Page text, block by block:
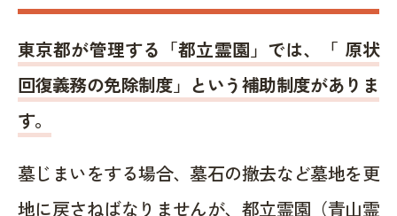
東京都が管理する「都立霊園」では、「 原状
回復義務の免除制度」という補助制度がありま
す。
墓じまいをする場合、墓石の撤去など墓地を更
地に戻さねばなりませんが、都立霊園（青山霊